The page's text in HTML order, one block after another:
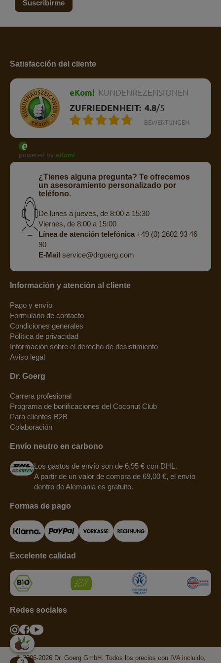
Suscribirme
Satisfacción del cliente
eKomi KUNDENREZENSIONEN
ZUFRIEDENHEIT: 4.8/5
BEWERTUNGEN
powered by eKomi
¿Tienes alguna pregunta? Te ofrecemos
un asesoramiento personalizado por
teléfono.
De lunes a jueves, de 8:00 a 15:30
Viernes, de 8:00 a 15:00
Línea de atención telefónica+49 (0) 2602 93 46
90
E-Mail service@drgoerg.com
Información y atención al cliente
Pago y envío
Formulario de contacto
Condiciones generales
Política de privacidad
Información sobre el derecho de desistimiento
Aviso legal
Dr. Goerg
Carrera profesional
Programa de bonificaciones del Coconut Club
Para clientes B2B
Colaboración
Envío neutro en carbono
Los gastos de envío son de 6,95 € con DHL.
A partir de un valor de compra de 69,00 €, el envío
dentro de Alemania es gratuito.
Formas de pago
Excelente calidad
Redes sociales
© 2006-2026 Dr. Goerg GmbH. Todos los precios con IVA incluido,